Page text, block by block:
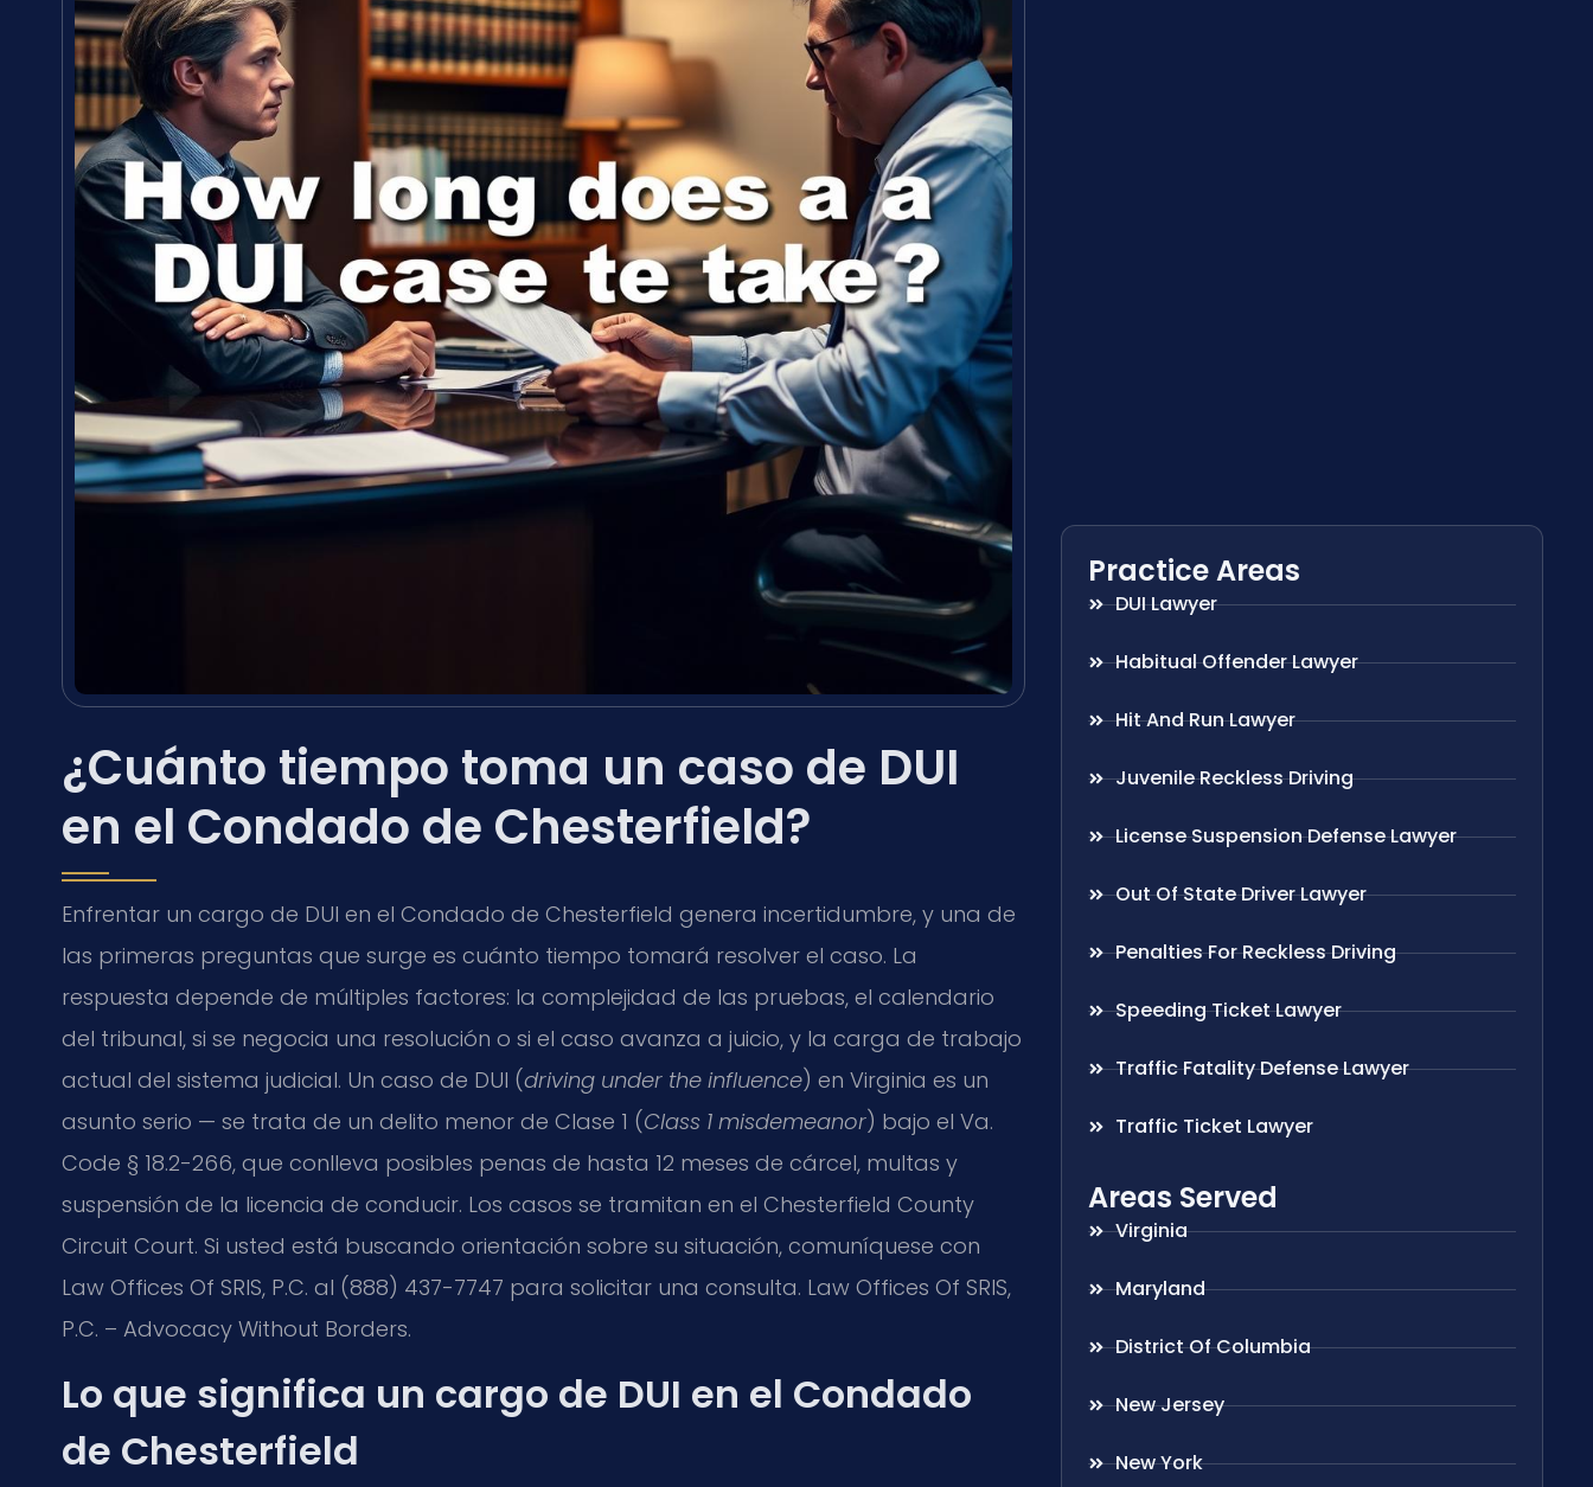
¿Cuánto tiempo toma un caso de DUI
en el Condado de Chesterfield?
Enfrentar un cargo de DUI en el Condado de Chesterfield genera incertidumbre, y una de
las primeras preguntas que surge es cuánto tiempo tomará resolver el caso. La
respuesta depende de múltiples factores: la complejidad de las pruebas, el calendario
del tribunal, si se negocia una resolución o si el caso avanza a juicio, y la carga de trabajo
actual del sistema judicial. Un caso de DUI (driving under the influence) en Virginia es un
asunto serio — se trata de un delito menor de Clase 1 (Class 1 misdemeanor) bajo el Va.
Code § 18.2-266, que conlleva posibles penas de hasta 12 meses de cárcel, multas y
suspensión de la licencia de conducir. Los casos se tramitan en el Chesterfield County
Circuit Court. Si usted está buscando orientación sobre su situación, comuníquese con
Law Offices Of SRIS, P.C. al (888) 437-7747 para solicitar una consulta. Law Offices Of SRIS,
P.C. – Advocacy Without Borders.
Lo que significa un cargo de DUI en el Condado
de Chesterfield
Practice Areas
DUI Lawyer
Habitual Offender Lawyer
Hit And Run Lawyer
Juvenile Reckless Driving
License Suspension Defense Lawyer
Out Of State Driver Lawyer
Penalties For Reckless Driving
Speeding Ticket Lawyer
Traffic Fatality Defense Lawyer
Traffic Ticket Lawyer
Areas Served
Virginia
Maryland
District Of Columbia
New Jersey
New York